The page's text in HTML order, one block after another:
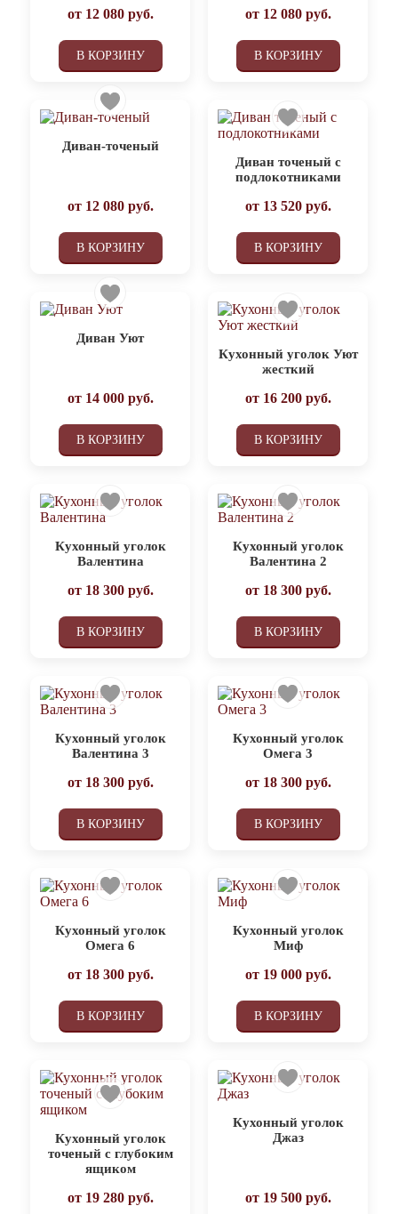
от 12 080руб.
В КОРЗИНУ
от 12 080руб.
В КОРЗИНУ
Диван-точеный
от 12 080руб.
В КОРЗИНУ
Диван точеный с
подлокотниками
от 13 520руб.
В КОРЗИНУ
Диван Уют
от 14 000руб.
В КОРЗИНУ
Кухонный уголок Уют
жесткий
от 16 200руб.
В КОРЗИНУ
Кухонный уголок
Валентина
от 18 300руб.
В КОРЗИНУ
Кухонный уголок
Валентина 2
от 18 300руб.
В КОРЗИНУ
Кухонный уголок
Валентина 3
от 18 300руб.
В КОРЗИНУ
Кухонный уголок
Омега 3
от 18 300руб.
В КОРЗИНУ
Кухонный уголок
Омега 6
от 18 300руб.
В КОРЗИНУ
Кухонный уголок
Миф
от 19 000руб.
В КОРЗИНУ
Кухонный уголок
точеный с глубоким
ящиком
от 19 280руб.
Кухонный уголок
Джаз
от 19 500руб.